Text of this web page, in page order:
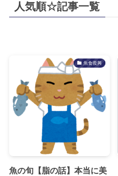
人気順☆記事一覧
魚食復興
魚の旬【脂の話】本当に美